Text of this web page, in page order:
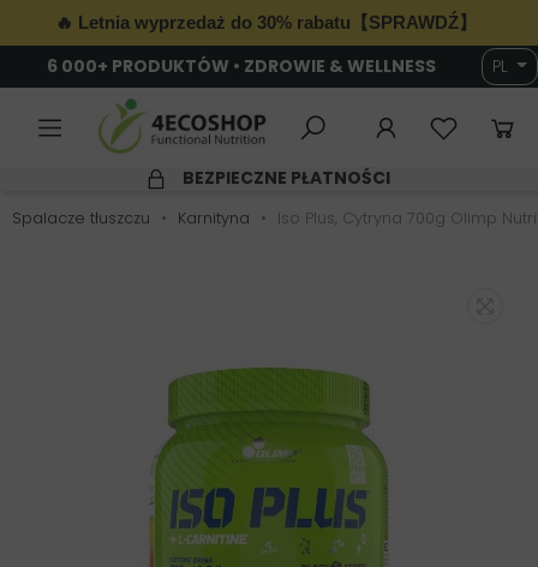
🔥 Letnia wyprzedaż do 30% rabatu【SPRAWDŹ】
6 000+ PRODUKTÓW • ZDROWIE & WELLNESS PL
BEZPIECZNE PŁATNOŚCI
Spalacze tłuszczu Karnityna Iso Plus, Cytryna 700g Olimp